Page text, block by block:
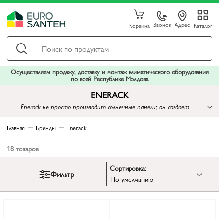
Корзина Звонок Адрес Каталог
Осуществляем продажу, доставку и монтаж климатического оборудования
по всей Республике Молдова
ENERACK
Enerack не просто производит солнечные панели; он создает
Главная Бренды Enerack
18 товаров
Фильтр
Сортировка:
По умолчанию